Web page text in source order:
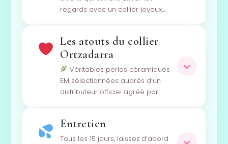
regards avec un collier joyeux…
Les atouts du collier
Ortzadarra
Véritables perles céramiques
EM sélectionnées auprès d’un
distributeur officiel agréé par…
Entretien
Tous les 15 jours, laissez d’abord